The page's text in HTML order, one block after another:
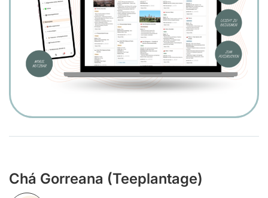
Chá Gorreana (Teeplantage)